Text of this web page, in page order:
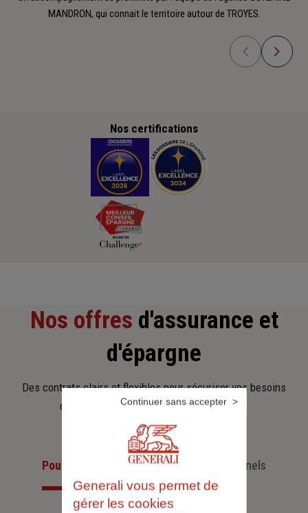
MANDRON, qui connait le territoire autour de TROYES.
Nos certifications
Nos offres d'assurance et
d'épargne
Des contrats clairs et flexibles pour sécuriser vos besoins
d’aujourd’hui et anticiper ceux de demain.
Pour les particuliersPour les professionnels
Generali vous permet de
gérer les cookies
Continuer sans accepter